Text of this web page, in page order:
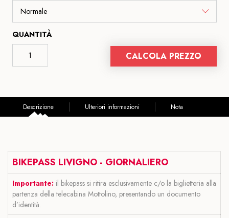
QUANTITÀ
CALCOLA PREZZO
Descrizione Ulteriori informazioni Nota
BIKEPASS LIVIGNO - GIORNALIERO
Importante: il bikepass si ritira esclusivamente c/o la biglietteria alla
partenza della telecabina Mottolino, presentando un documento
d’identità.